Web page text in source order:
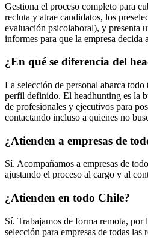
Gestiona el proceso completo para
recluta y atrae candidatos, los
evaluación psicolaboral), y presenta
informes para que la empresa decida
¿En qué se diferencia del
La selección de personal abarca
perfil definido. El headhunting es la
de profesionales y ejecutivos para
contactando incluso a quienes no
¿Atienden a empresas de
Sí. Acompañamos a empresas de
ajustando el proceso al cargo y al
¿Atienden en todo Chile?
Sí. Trabajamos de forma remota, por
selección para empresas de todas las